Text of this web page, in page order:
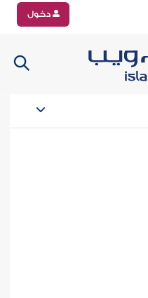
دخول